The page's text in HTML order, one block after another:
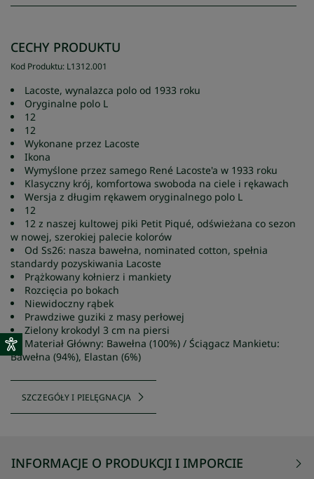
CECHY PRODUKTU
Kod Produktu: L1312.001
Lacoste, wynalazca polo od 1933 roku
Oryginalne polo L
12
12
Wykonane przez Lacoste
Ikona
Wymyślone przez samego René Lacoste'a w 1933 roku
Klasyczny krój, komfortowa swoboda na ciele i rękawach
Wersja z długim rękawem oryginalnego polo L
12
12 z naszej kultowej piki Petit Piqué, odświeżana co sezon
w nowej, szerokiej palecie kolorów
Od Ss26: nasza bawełna, nominated cotton, spełnia
standardy pozyskiwania Lacoste
Prążkowany kołnierz i mankiety
Rozcięcia po bokach
Niewidoczny rąbek
Prawdziwe guziki z masy perłowej
Zielony krokodyl 3 cm na piersi
Materiał Główny: Bawełna (100%) / Ściągacz Mankietu:
Bawełna (94%), Elastan (6%)
SZCZEGÓŁY I PIELĘGNACJA
INFORMACJE O PRODUKCJI I IMPORCIE